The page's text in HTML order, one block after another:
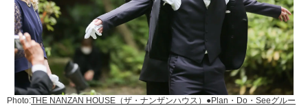
Photo:THE NANZAN HOUSE（ザ・ナンザンハウス）●Plan・Do・Seeグルー